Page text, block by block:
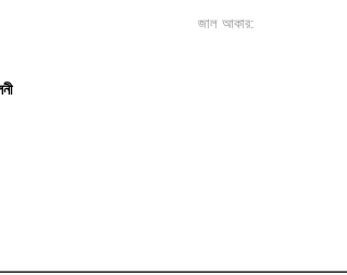
জাল আকার: